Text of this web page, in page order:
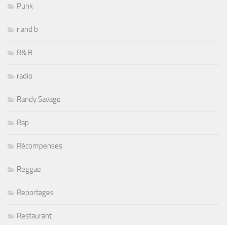
Punk
r and b
R& B
radio
Randy Savage
Rap
Récompenses
Reggae
Reportages
Restaurant